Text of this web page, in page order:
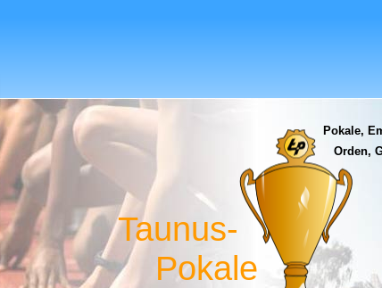
Taunus-
Pokale
Pokale,
Orden,